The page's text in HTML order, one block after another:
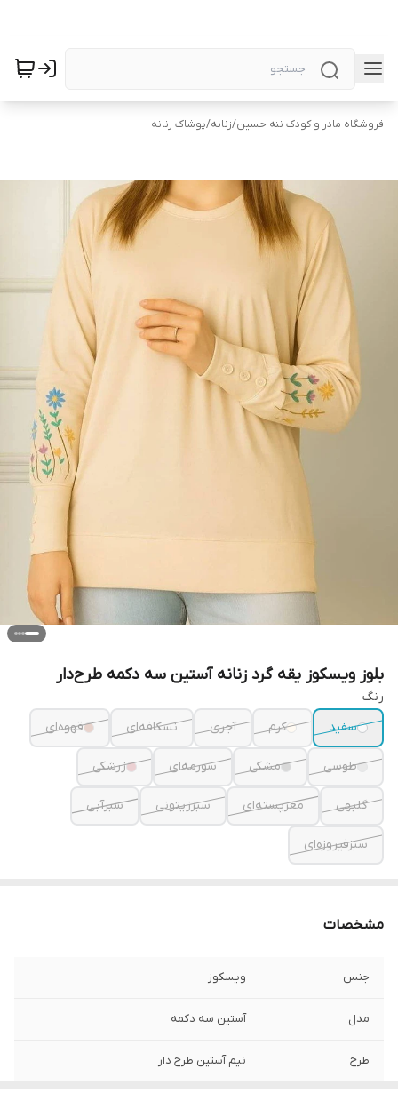
فروشگاه مادر و کودک ننه حسین/زنانه/پوشاک زنانه
بلوز ویسکوز یقه گرد زنانه آستین سه دکمه طرح‌دار
رنگ
سفید
کرم آجری نسکافه‌ای قهوه‌ای
طوسی مشکی سورمه‌ای زرشکی
گلبهی مغزپسته‌ای سبززیتونی سبزآبی
سبزفیروزه‌ای
مشخصات
جنس ویسکوز
مدل آستین سه دکمه
طرح نیم آستین طرح دار